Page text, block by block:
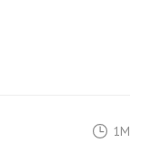
1M